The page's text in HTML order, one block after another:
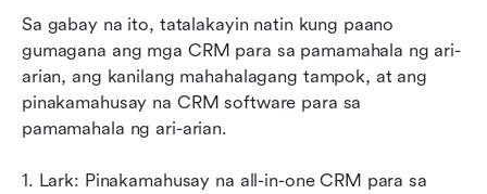
Sa gabay na ito, tatalakayin natin kung paano
gumagana ang mga CRM para sa pamamahala ng ari-
arian, ang kanilang mahahalagang tampok, at ang
pinakamahusay na CRM software para sa
pamamahala ng ari-arian.
1. Lark: Pinakamahusay na all-in-one CRM para sa